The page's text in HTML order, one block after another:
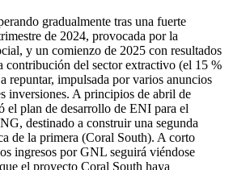
gradualmente tras una fuerte
de 2024, provocada por la
y un comienzo de 2025 con resultados
contribución del sector extractivo (el 15 %
repuntar, impulsada por varios anuncios
inversiones. A principios de abril de
el plan de desarrollo de ENI para el
destinado a construir una segunda
de la primera (Coral South). A corto
ingresos por GNL seguirá viéndose
el proyecto Coral South haya